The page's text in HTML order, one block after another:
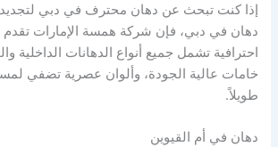
إذا كنت تبحث عن دهان محترف في دبي
دهان في دبي، فإن شركة همسة الإمارات
احترافية تشمل جميع أنواع الدهانات الداخلية
خامات عالية الجودة، وألوان عصرية تضفي
طويلاً.
دهان في أم القيوين